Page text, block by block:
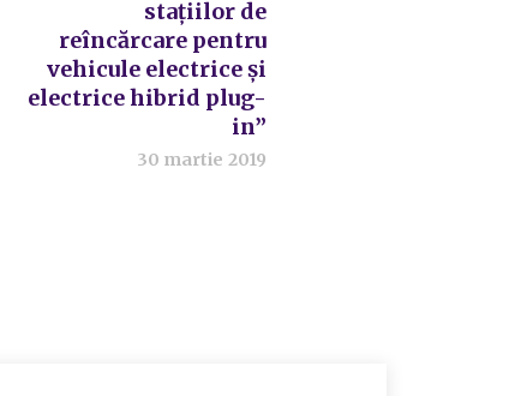
stațiilor de
reîncărcare pentru
vehicule electrice și
electrice hibrid plug-
in”
30 martie 2019